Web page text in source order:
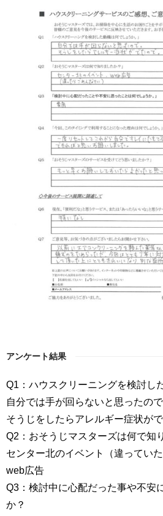
アンケート結果
Q1：ハウスクリーニングを検討し
自分では手が回らないと思ったので
そうじをしたらアレルギー症状がで
Q2：おそうじマスターズは何で知
センター北のイベント（違ってい
web広告
Q3：検討中に心配だった事や不安
か？